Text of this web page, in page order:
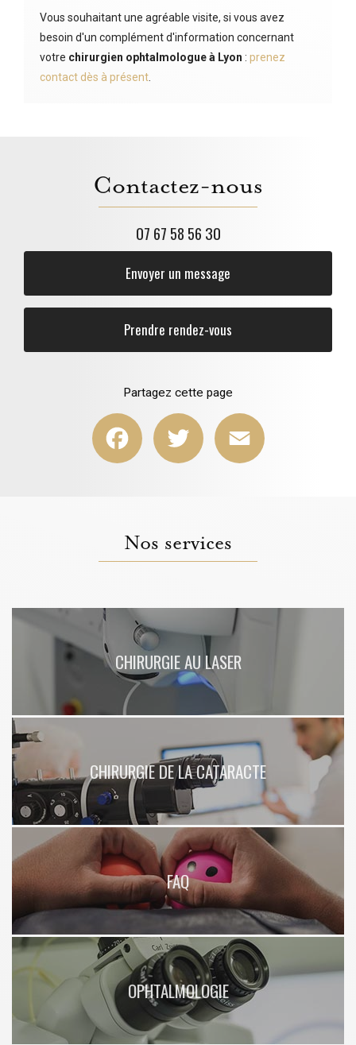
Vous souhaitant une agréable visite, si vous avez
besoin d'un complément d'information concernant
votre chirurgien ophtalmologueà Lyon : prenez
contact dès à présent
Contactez-nous
07 67 58 56 30
Envoyer un message
Prendre rendez-vous
Partagez cette page
Facebook Twitter
Nos services
CHIRURGIE AU LASER
CHIRURGIE DE LA CATARACTE
FAQ
OPHTALMOLOGIE